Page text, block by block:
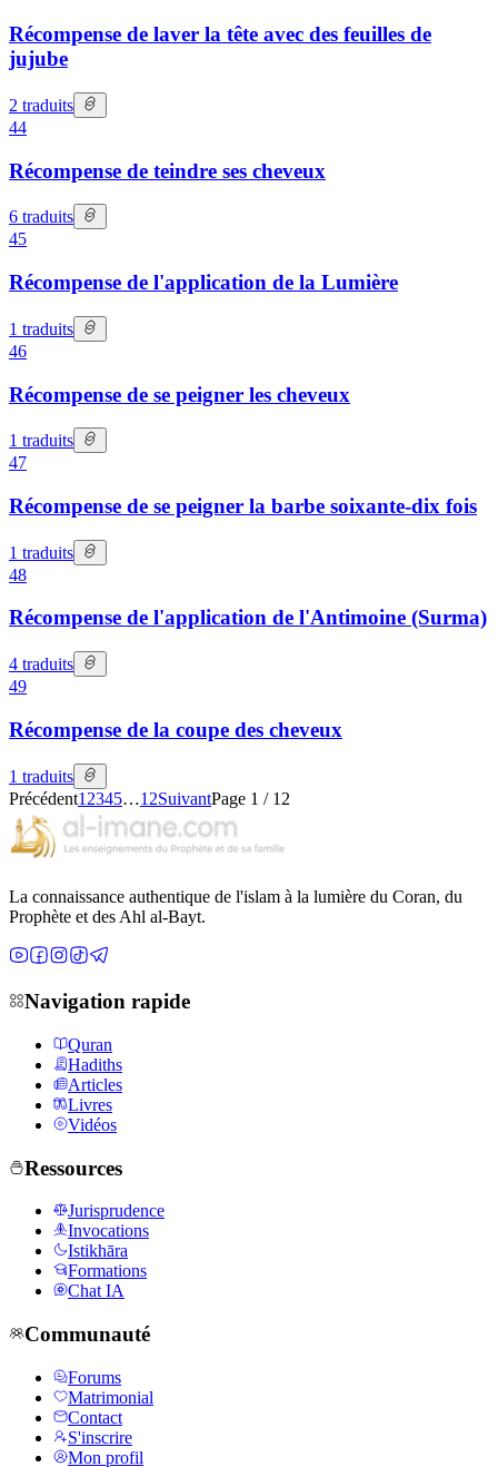
Récompense de laver la tête avec des feuilles de
jujube
2 traduits
44
Récompense de teindre ses cheveux
6 traduits
45
Récompense de l'application de la Lumière
1 traduits
46
Récompense de se peigner les cheveux
1 traduits
47
Récompense de se peigner la barbe soixante-dix fois
1 traduits
48
Récompense de l'application de l'Antimoine (Surma)
4 traduits
49
Récompense de la coupe des cheveux
1 traduits
Précédent1 2345…12SuivantPage 1 / 12
La connaissance authentique de l'islam à la lumière du Coran, du
Prophète et des Ahl al-Bayt.
Navigation rapide
Quran
Hadiths
Articles
Livres
Vidéos
Ressources
Jurisprudence
Invocations
Istikhāra
Formations
Chat IA
Communauté
Forums
Matrimonial
Contact
S'inscrire
Mon profil